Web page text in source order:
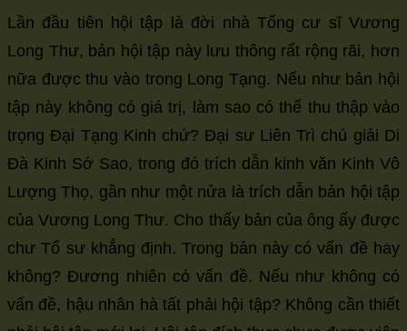
Lần đầu tiên hội tập là đời nhà Tống cư sĩ Vương
Long Thư, bản hội tập này lưu thông rất rộng rãi, hơn
nữa được thu vào trong Long Tạng. Nếu như bản hội
tập này không có giá trị, làm sao có thể thu thập vào
trọng Đại Tạng Kinh chứ? Đại sư Liên Trì chú giải Di
Đà Kinh Sớ Sao, trong đó trích dẫn kinh văn Kinh Vô
Lượng Thọ, gần như một nửa là trích dẫn bản hội tập
của Vương Long Thư. Cho thấy bản của ông ấy được
chư Tổ sư khẳng định. Trong bản này có vấn đề hay
không? Đương nhiên có vấn đề. Nếu như không có
vấn đề, hậu nhân hà tất phải hội tập? Không cần thiết